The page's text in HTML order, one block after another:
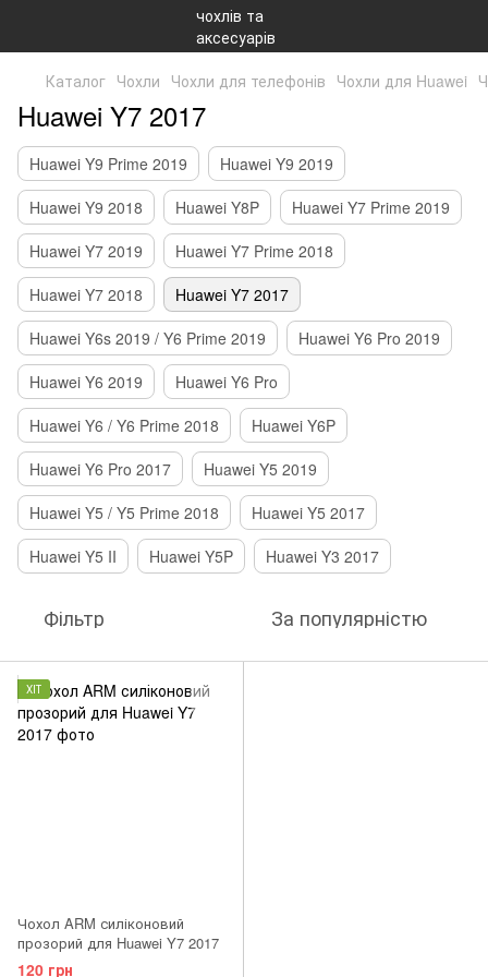
Каталог Чохли Чохли для телефонів Чохли для Huawei
Huawei Y7 2017
Huawei Y9 Prime 2019
Huawei Y9 2019
Huawei Y9 2018
Huawei Y8P
Huawei Y7 Prime 2019
Huawei Y7 2019
Huawei Y7 Prime 2018
Huawei Y7 2018
Huawei Y7 2017
Huawei Y6s 2019 / Y6 Prime 2019
Huawei Y6 Pro 2019
Huawei Y6 2019
Huawei Y6 Pro
Huawei Y6 / Y6 Prime 2018
Huawei Y6P
Huawei Y6 Pro 2017
Huawei Y5 2019
Huawei Y5 / Y5 Prime 2018
Huawei Y5 2017
Huawei Y5 II
Huawei Y5P Huawei Y3 2017
Фільтр За популярністю
ХІТ
Чохол ARM силіконовий
прозорий для Huawei Y7 2017
120 грн